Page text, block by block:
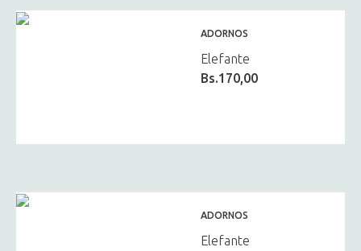
ADORNOS
Elefante
Bs.170,00
ADORNOS
Elefante